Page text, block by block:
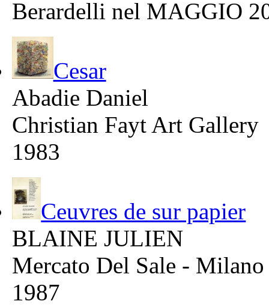
Berardelli nel MAGGIO
Cesar
Abadie Daniel
Christian Fayt Art Gallery
1983
Ceuvres de sur papier
BLAINE JULIEN
Mercato Del Sale - Milano
1987